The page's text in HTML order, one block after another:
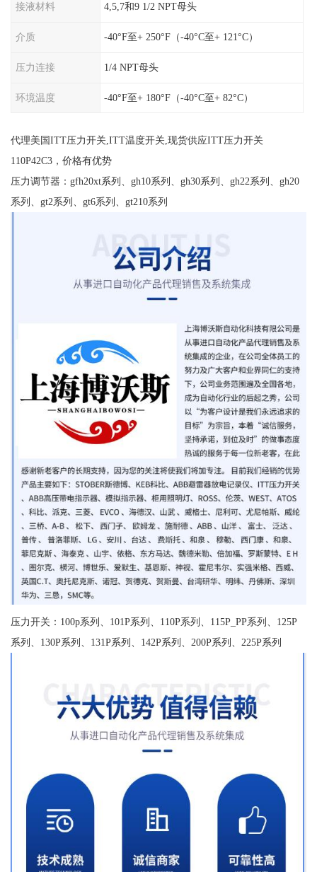
接液材料 4,5,7和9 1/2 NPT母头
介质 -40°F至+ 250°F（-40°C至+ 121°C）
压力连接 1/4 NPT母头
环境温度 -40°F至+ 180°F（-40°C至+ 82°C）
代理美国ITT压力开关,ITT温度开关,现货供应ITT压力开关
110P42C3，价格有优势
压力调节器：gfh20xt系列、gh10系列、gh30系列、gh22系列、gh20
系列、gt2系列、gt6系列、gt210系列
压力开关：100p系列、101P系列、110P系列、115P_PP系列、125P
系列、130P系列、131P系列、142P系列、200P系列、225P系列